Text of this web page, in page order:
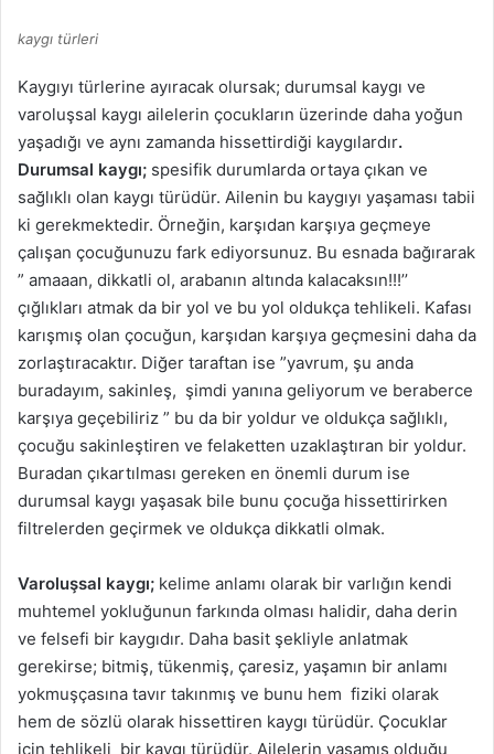
kaygı türleri
Kaygıyı türlerine ayıracak olursak; durumsal kaygı ve
varoluşsal kaygı ailelerin çocukların üzerinde daha yoğun
yaşadığı ve aynı zamanda hissettirdiği kaygılardır.
Durumsal kaygı; spesifik durumlarda ortaya çıkan ve
sağlıklı olan kaygı türüdür. Ailenin bu kaygıyı yaşaması tabii
ki gerekmektedir. Örneğin, karşıdan karşıya geçmeye
çalışan çocuğunuzu fark ediyorsunuz. Bu esnada bağırarak
” amaaan, dikkatli ol, arabanın altında kalacaksın!!!’’
çığlıkları atmak da bir yol ve bu yol oldukça tehlikeli. Kafası
karışmış olan çocuğun, karşıdan karşıya geçmesini daha da
zorlaştıracaktır. Diğer taraftan ise ”yavrum, şu anda
buradayım, sakinleş, şimdi yanına geliyorum ve beraberce
karşıya geçebiliriz ” bu da bir yoldur ve oldukça sağlıklı,
çocuğu sakinleştiren ve felaketten uzaklaştıran bir yoldur.
Buradan çıkartılması gereken en önemli durum ise
durumsal kaygı yaşasak bile bunu çocuğa hissettirirken
filtrelerden geçirmek ve oldukça dikkatli olmak.
Varoluşsal kaygı; kelime anlamı olarak bir varlığın kendi
muhtemel yokluğunun farkında olması halidir, daha derin
ve felsefi bir kaygıdır. Daha basit şekliyle anlatmak
gerekirse; bitmiş, tükenmiş, çaresiz, yaşamın bir anlamı
yokmuşçasına tavır takınmış ve bunu hem fiziki olarak
hem de sözlü olarak hissettiren kaygı türüdür. Çocuklar
için tehlikeli bir kaygı türüdür. Ailelerin yaşamış olduğu